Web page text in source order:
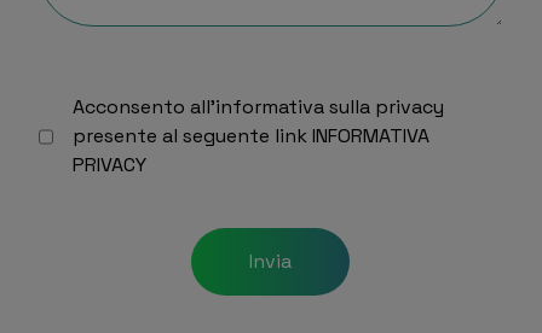
Acconsento all’informativa sulla privacy
presente al seguente linkINFORMATIVA
PRIVACY